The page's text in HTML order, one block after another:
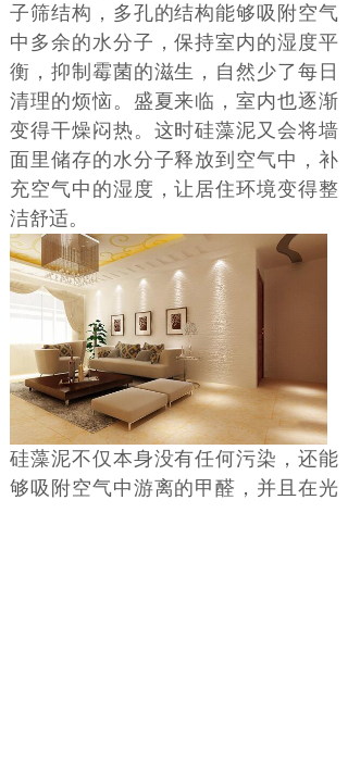
子筛结构，多孔的结构能够吸附空气
中多余的水分子，保持室内的湿度平
衡，抑制霉菌的滋生，自然少了每日
清理的烦恼。盛夏来临，室内也逐渐
变得干燥闷热。这时硅藻泥又会将墙
面里储存的水分子释放到空气中，补
充空气中的湿度，让居住环境变得整
洁舒适。
硅藻泥不仅本身没有任何污染，还能
够吸附空气中游离的甲醛，并且在光